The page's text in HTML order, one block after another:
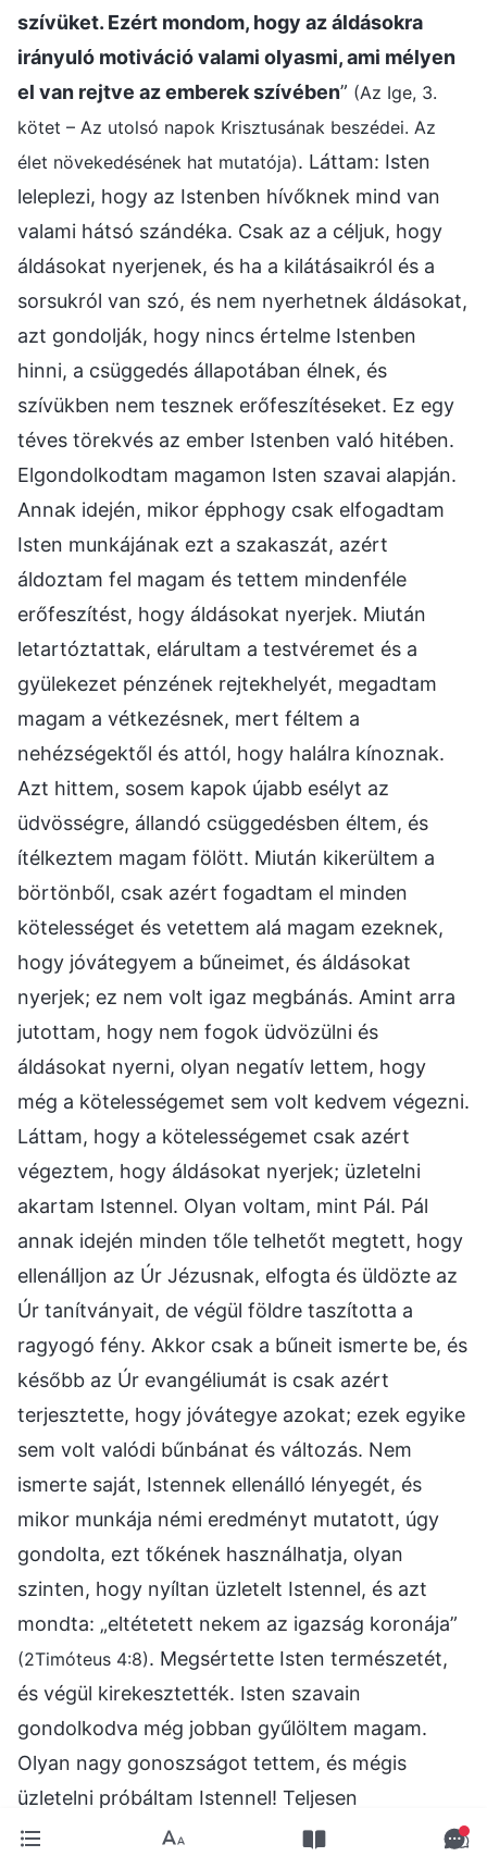
szívüket. Ezért mondom, hogy az áldásokra
irányuló motiváció valami olyasmi, ami mélyen
el van rejtve az emberek szívében” (Az Ige, 3.
kötet – Az utolsó napok Krisztusának beszédei. Az
élet növekedésének hat mutatója). Láttam: Isten
leleplezi, hogy az Istenben hívőknek mind van
valami hátsó szándéka. Csak az a céljuk, hogy
áldásokat nyerjenek, és ha a kilátásaikról és a
sorsukról van szó, és nem nyerhetnek áldásokat,
azt gondolják, hogy nincs értelme Istenben
hinni, a csüggedés állapotában élnek, és
szívükben nem tesznek erőfeszítéseket. Ez egy
téves törekvés az ember Istenben való hitében.
Elgondolkodtam magamon Isten szavai alapján.
Annak idején, mikor épphogy csak elfogadtam
Isten munkájának ezt a szakaszát, azért
áldoztam fel magam és tettem mindenféle
erőfeszítést, hogy áldásokat nyerjek. Miután
letartóztattak, elárultam a testvéremet és a
gyülekezet pénzének rejtekhelyét, megadtam
magam a vétkezésnek, mert féltem a
nehézségektől és attól, hogy halálra kínoznak.
Azt hittem, sosem kapok újabb esélyt az
üdvösségre, állandó csüggedésben éltem, és
ítélkeztem magam fölött. Miután kikerültem a
börtönből, csak azért fogadtam el minden
kötelességet és vetettem alá magam ezeknek,
hogy jóvátegyem a bűneimet, és áldásokat
nyerjek; ez nem volt igaz megbánás. Amint arra
jutottam, hogy nem fogok üdvözülni és
áldásokat nyerni, olyan negatív lettem, hogy
még a kötelességemet sem volt kedvem végezni.
Láttam, hogy a kötelességemet csak azért
végeztem, hogy áldásokat nyerjek; üzletelni
akartam Istennel. Olyan voltam, mint Pál. Pál
annak idején minden tőle telhetőt megtett, hogy
ellenálljon az Úr Jézusnak, elfogta és üldözte az
Úr tanítványait, de végül földre taszította a
ragyogó fény. Akkor csak a bűneit ismerte be, és
később az Úr evangéliumát is csak azért
terjesztette, hogy jóvátegye azokat; ezek egyike
sem volt valódi bűnbánat és változás. Nem
ismerte saját, Istennek ellenálló lényegét, és
mikor munkája némi eredményt mutatott, úgy
gondolta, ezt tőkének használhatja, olyan
szinten, hogy nyíltan üzletelt Istennel, és azt
mondta: „eltétetett nekem az igazság koronája”
(2Timóteus 4:8). Megsértette Isten természetét,
és végül kirekesztették. Isten szavain
gondolkodva még jobban gyűlöltem magam.
Olyan nagy gonoszságot tettem, és mégis
üzletelni próbáltam Istennel! Teljesen
észszerűtlen voltam! Még ha a jövőben a sorsom